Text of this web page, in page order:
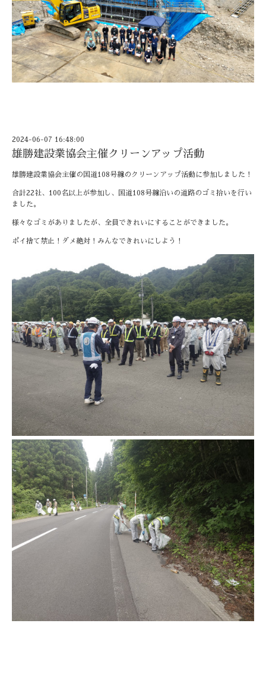
2024-06-07 16:48:00
雄勝建設業協会主催クリーンアップ活動
雄勝建設業協会主催の国道108号線のクリーンアップ活動に参加しました！
合計22社、100名以上が参加し、国道108号線沿いの道路のゴミ拾いを行い
ました。
様々なゴミがありましたが、全員できれいにすることができました。
ポイ捨て禁止！ダメ絶対！みんなできれいにしよう！